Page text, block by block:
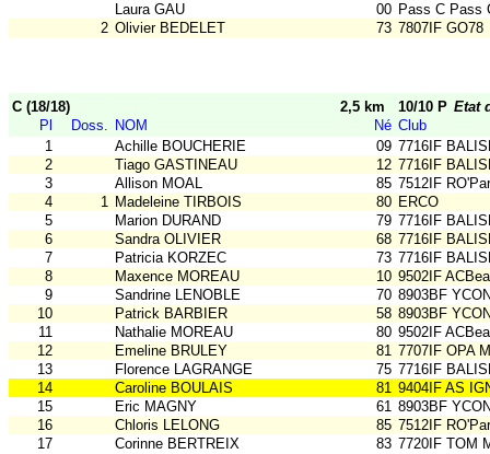
Laura GAU 00 Pass C Pass
2 Olivier BEDELET 73 7807IF GO78
C (18/18) 2,5 km 10/10 P Etat
Pl
Doss. NOM Né Club
1
Achille BOUCHERIE 09 7716IF
2
Tiago GASTINEAU 12 7716IF
3
Allison MOAL 85 7512IF
4
1 Madeleine TIRBOIS 80 ERCO
5
Marion DURAND 79 7716IF
6
Sandra OLIVIER 68 7716IF
7
Patricia KORZEC 73 7716IF
8
Maxence MOREAU 10 9502IF
9
Sandrine LENOBLE 70 8903BF
10
Patrick BARBIER 58 8903BF
11
Nathalie MOREAU 80 9502IF
12
Emeline BRULEY 81 7707IF OPA
13
Florence LAGRANGE 75 7716IF
14
Caroline BOULAIS 81 9404IF AS
15
Eric MAGNY 61 8903BF
16
Chloris LELONG 85 7512IF
17
Corinne BERTREIX 83 7720IF TOM